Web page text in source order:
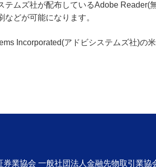
ムズ社が配布しているAdobe Reader(
どが可能になります。
Incorporated(アドビシステムズ社)の
業協会 一般社団法人金融先物取引業